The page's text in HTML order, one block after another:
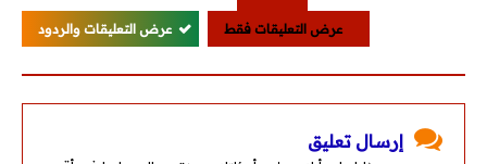
عرض التعليقات فقط عرض التعليقات والردود
إرسال تعليق